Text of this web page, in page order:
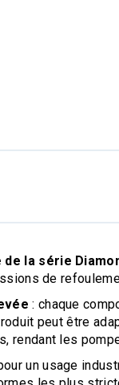
la série
de
: chaque
peut être
rendant les
un usage